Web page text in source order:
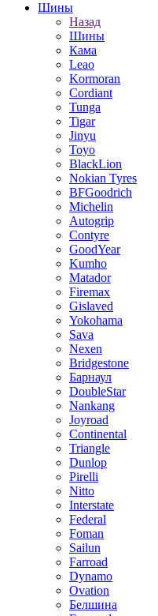
Шины
Назад
Шины
Кама
Leao
Kormoran
Cordiant
Tunga
Tigar
Jinyu
Toyo
BlackLion
Nokian Tyres
BFGoodrich
Michelin
Autogrip
Contyre
GoodYear
Kumho
Matador
Firemax
Gislaved
Yokohama
Sava
Nexen
Bridgestone
Барнаул
DoubleStar
Nankang
Joyroad
Continental
Triangle
Dunlop
Pirelli
Nitto
Interstate
Federal
Foman
Sailun
Farroad
Dynamo
Ovation
Белшина